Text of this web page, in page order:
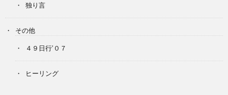
独り言
その他
４９日行’０７
ヒーリング